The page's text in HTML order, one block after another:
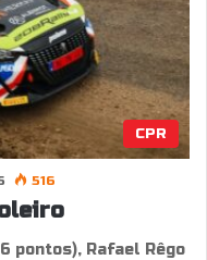
CPR
516
pontos), Rafael Rêgo